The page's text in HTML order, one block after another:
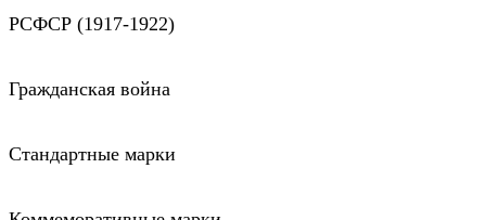
РСФСР (1917-1922)
Гражданская война
Стандартные марки